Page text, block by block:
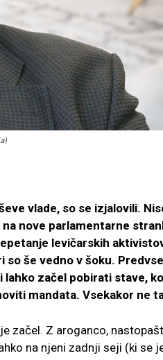
vlade, so se izjalovili.
nove parlamentarne
levičarskih
še vedno v šoku.
začel pobirati stave,
mandata. Vsekakor ne
začel. Z aroganco,
na njeni zadnji seji (ki se